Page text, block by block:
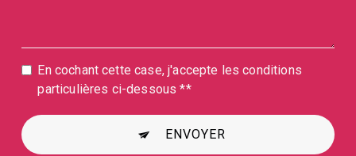
En cochant cette case, j'accepte les conditions
particulières ci-dessous **
ENVOYER